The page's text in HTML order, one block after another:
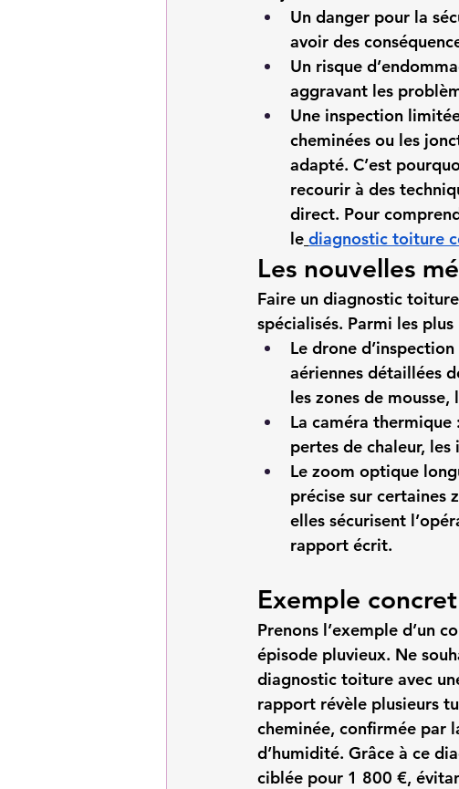
Un danger pour la
avoir des
Un risque
aggravant les
Une inspection
cheminées ou les
adapté. C’est
recourir à des
direct. Pour
le diagnostic toiture
Les nouvelles
Faire un diagnostic
spécialisés. Parmi les
Le drone d’inspection
aériennes détaillées
les zones de
La caméra thermique
pertes de chaleur,
Le zoom optique
précise sur certaines
elles sécurisent
rapport écrit.
Exemple
Prenons l’exemple d’un
épisode pluvieux. Ne
diagnostic toiture avec
rapport révèle plusieurs
cheminée, confirmée par
d’humidité. Grâce à ce
ciblée pour 1 800 €,